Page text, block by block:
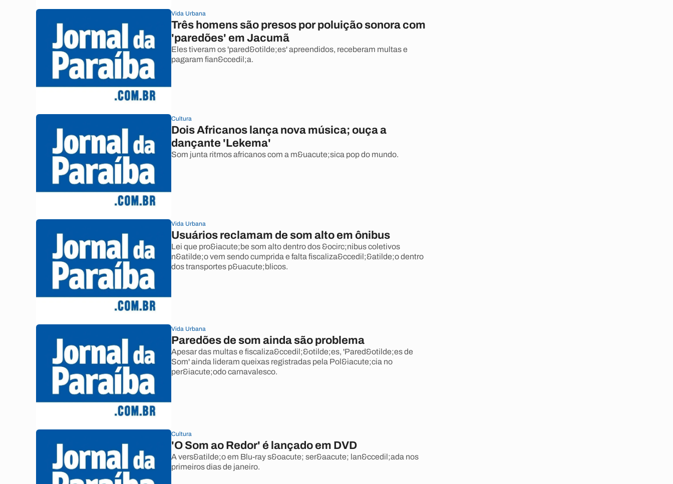
Vida Urbana
Três homens são presos por poluição sonora com
'paredões' em Jacumã
Eles tiveram os 'pared&otilde;es' apreendidos, receberam multas e
pagaram fian&ccedil;a.
Cultura
Dois Africanos lança nova música; ouça a
dançante 'Lekema'
Som junta ritmos africanos com a m&uacute;sica pop do mundo.
Vida Urbana
Usuários reclamam de som alto em ônibus
Lei que pro&iacute;be som alto dentro dos &ocirc;nibus coletivos
n&atilde;o vem sendo cumprida e falta fiscaliza&ccedil;&atilde;o dentro
dos transportes p&uacute;blicos.
Vida Urbana
Paredões de som ainda são problema
Apesar das multas e fiscaliza&ccedil;&otilde;es, 'Pared&otilde;es de
Som' ainda lideram queixas registradas pela Pol&iacute;cia no
per&iacute;odo carnavalesco.
Cultura
'O Som ao Redor' é lançado em DVD
A vers&atilde;o em Blu-ray s&oacute; ser&aacute; lan&ccedil;ada nos
primeiros dias de janeiro.